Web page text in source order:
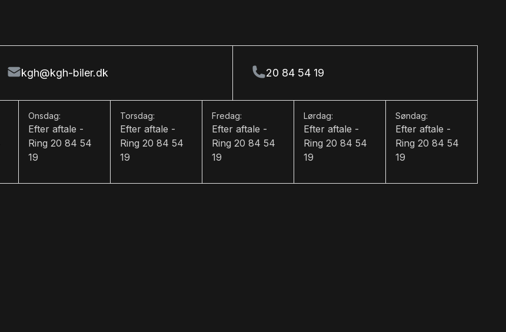
kgh@kgh-biler.dk 20 84 54 19
Onsdag:
Efter aftale -
Ring 20 84 54
19
Torsdag:
Efter aftale -
Ring 20 84 54
19
Fredag:
Efter aftale -
Ring 20 84 54
19
Lørdag:
Efter aftale -
Ring 20 84 54
19
Søndag:
Efter aftale -
Ring 20 84 54
19